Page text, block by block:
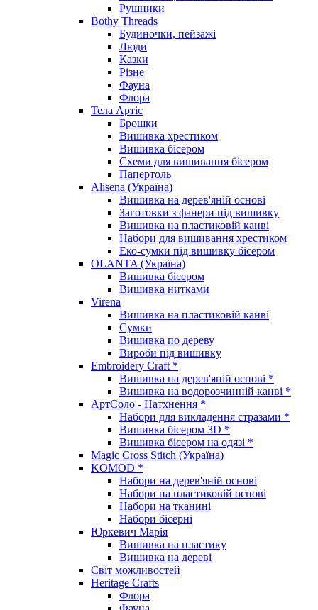
Рушники
Bothy Threads
Будиночки, пейзажі
Люди
Казки
Різне
Фауна
Флора
Тела Артіс
Брошки
Вишивка хрестиком
Вишивка бісером
Схеми для вишивання бісером
Папертоль
Alisena (Україна)
Вишивка на дерев'яній основі
Заготовки з фанери під вишивку
Вишивка на пластиковій канві
Набори для вишивання хрестиком
Еко-сумки під вишивку бісером
OLANTA (Україна)
Вишивка бісером
Вишивка нитками
Virena
Вишивка на пластиковій канві
Сумки
Вишивка по дереву
Вироби під вишивку
Embroidery Craft *
Вишивка на дерев'яній основі *
Вишивка на водорозчинній канві *
АртСоло - Натхнення *
Набори для викладення стразами *
Вишивка бісером 3D *
Вишивка бісером на одязі *
Magic Cross Stitch (Україна)
KOMOD *
Набори на дерев'яній основі
Набори на пластиковій основі
Набори на тканині
Набори бісерні
Юркевич Марія
Вишивка на пластику
Вишивка на дереві
Світ можливостей
Heritage Crafts
Флора